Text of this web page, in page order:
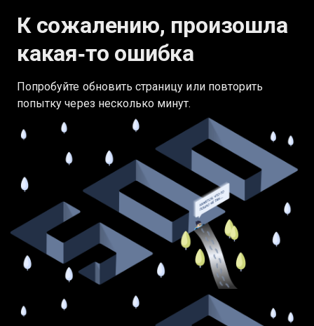
К сожалению, произошла
какая‑то ошибка
Попробуйте обновить страницу или повторить
попытку через несколько минут.